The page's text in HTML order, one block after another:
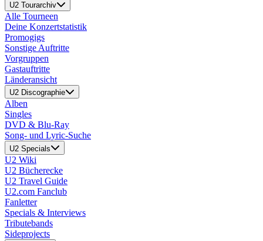
U2 Tourarchiv
Alle Tourneen
Deine Konzertstatistik
Promogigs
Sonstige Auftritte
Vorgruppen
Gastauftritte
Länderansicht
U2 Discographie
Alben
Singles
DVD & Blu-Ray
Song- und Lyric-Suche
U2 Specials
U2 Wiki
U2 Bücherecke
U2 Travel Guide
U2.com Fanclub
Fanletter
Specials & Interviews
Tributebands
Sideprojects